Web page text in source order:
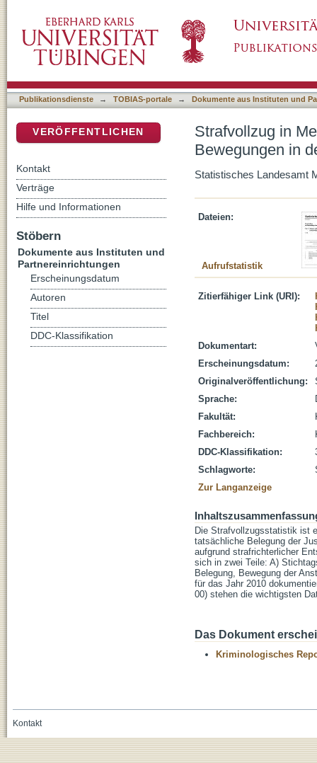
Justizvollzugsanstalten 2010
Publikationsdienste → TOBIAS-portale → Dokumente aus Instituten und
Strafvollzug in
Bewegungen in
Statistisches Landesamt
Dateien:
Aufrufstatistik
Zitierfähiger Link (URI):
Dokumentart:
Erscheinungsdatum:
Originalveröffentlichung:
Sprache:
Fakultät:
Fachbereich:
DDC-Klassifikation:
Schlagworte:
Zur Langanzeige
Die Strafvollzugsstatistik ist
tatsächliche Belegung der
aufgrund strafrichterlicher
sich in zwei Teile: A)
Belegung, Bewegung der
für das Jahr 2010
00) stehen die wichtigsten
Das Dokument
Kriminologisches
VERÖFFENTLICHEN
Kontakt
Verträge
Hilfe und Informationen
Stöbern
Dokumente aus Instituten und
Partnereinrichtungen
Erscheinungsdatum
Autoren
Titel
DDC-Klassifikation
Kontakt